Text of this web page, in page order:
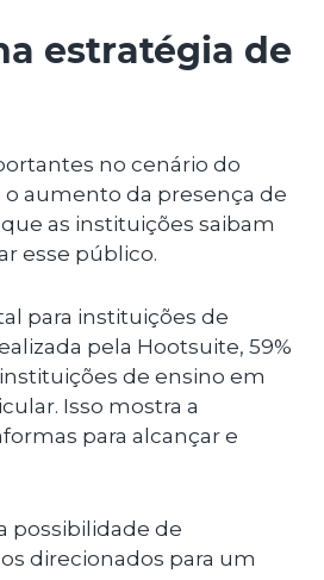
estratégia de
no cenário do
aumento da presença de
as instituições saibam
esse público.
para instituições de
pela Hootsuite, 59%
de ensino em
Isso mostra a
para alcançar e
possibilidade de
direcionados para um